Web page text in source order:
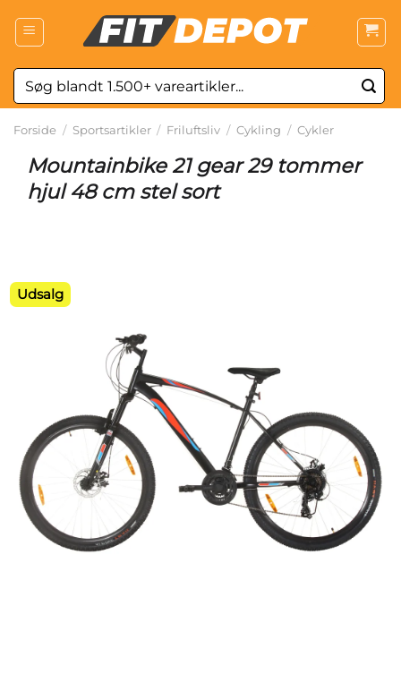
Søg
efter:
Forside / Sportsartikler / Friluftsliv / Cykling / Cykler
Mountainbike 21 gear 29 tommer
hjul 48 cm stel sort
Udsalg